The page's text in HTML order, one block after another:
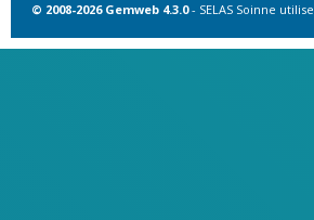
© 2008-2026 Gemweb 4.3.0- SELAS Soinne utilise